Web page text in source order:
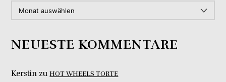
NEUESTE KOMMENTARE
Kerstin zuHOT WHEELS TORTE